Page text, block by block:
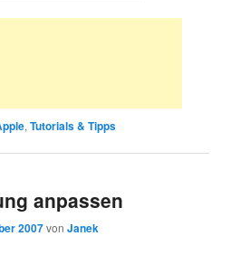
,Tutorials & Tipps
anpassen
2007vonJanek